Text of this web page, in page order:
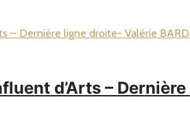
d’Arts –